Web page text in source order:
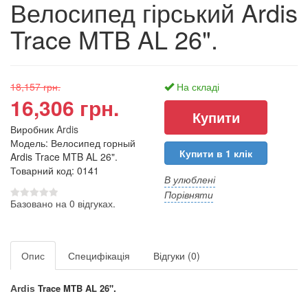
Велосипед гірський Ardis
Trace MTB AL 26".
18,157 грн.
16,306 грн.
Виробник Ardis
Модель: Велосипед горный
Ardis Trace MTB AL 26".
Товарний код: 0141
Базовано на 0 відгуках.
На складі
Купити в 1 клік
В улюблені
Порівняти
Опис Специфікація Відгуки (0)
Ardis Trace MTB AL 26".